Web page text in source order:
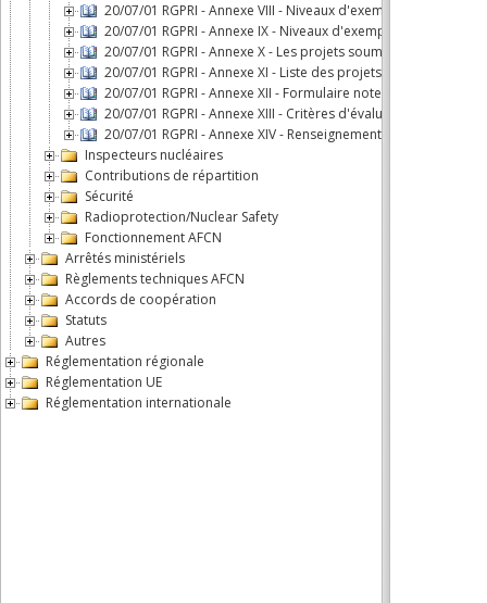
20/07/01 RGPRI - Annexe VIII - Niveaux d'exemption de
20/07/01 RGPRI - Annexe IX - Niveaux d'exemption de
20/07/01 RGPRI - Annexe X - Les projets soumis au rapport
20/07/01 RGPRI - Annexe XI - Liste des projets soumis à un
20/07/01 RGPRI - Annexe XII - Formulaire note de screening
20/07/01 RGPRI - Annexe XIII - Critères d'évaluation screening
20/07/01 RGPRI - Annexe XIV - Renseignements
Inspecteurs nucléaires
Contributions de répartition
Sécurité
Radioprotection/Nuclear Safety
Fonctionnement AFCN
Arrêtés ministériels
Règlements techniques AFCN
Accords de coopération
Statuts
Autres
Réglementation régionale
Réglementation UE
Réglementation internationale